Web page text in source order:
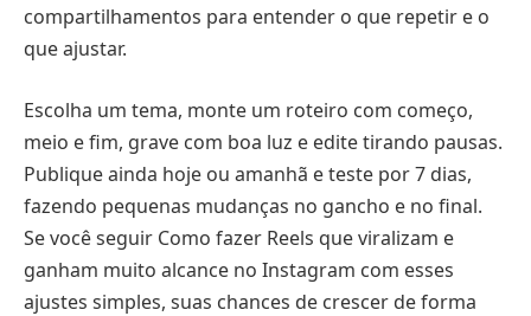
compartilhamentos para entender o que repetir e o
que ajustar.
Escolha um tema, monte um roteiro com começo,
meio e fim, grave com boa luz e edite tirando pausas.
Publique ainda hoje ou amanhã e teste por 7 dias,
fazendo pequenas mudanças no gancho e no final.
Se você seguir Como fazer Reels que viralizam e
ganham muito alcance no Instagram com esses
ajustes simples, suas chances de crescer de forma